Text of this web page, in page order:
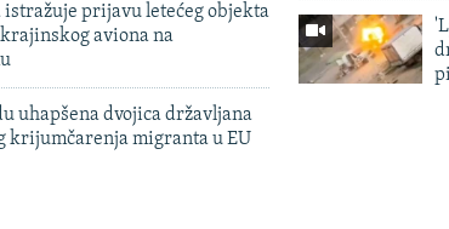
istražuje prijavu letećeg objekta
aviona na
uhapšena dvojica državljana
krijumčarenja migranta u EU